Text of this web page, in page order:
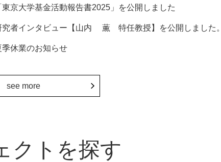
東京大学基金活動報告書2025」を公開しました
究者インタビュー【山内 薫 特任教授】を公開しました。
季休業のお知らせ
see more
クトを探す